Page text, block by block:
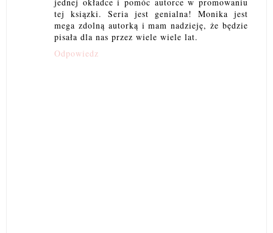
tej ksiązki. Seria jest genialna! Monika jest
mega zdolną autorką i mam nadzieję, że będzie
pisała dla nas przez wiele wiele lat.
Odpowiedz